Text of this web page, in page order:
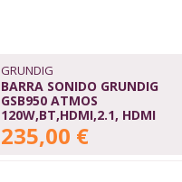
GRUNDIG
BARRA SONIDO GRUNDIG
GSB950 ATMOS
120W,BT,HDMI,2.1, HDMI
235,00 €